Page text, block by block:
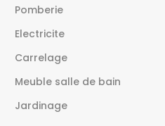
Pomberie
Electricite
Carrelage
Meuble salle de bain
Jardinage